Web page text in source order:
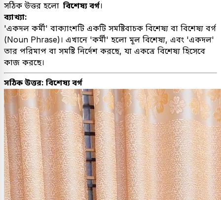
সঠিক উত্তর হলো বিশেষ্য বর্গ।
ব্যাখ্যা:
'একদল কর্মী' বাক্যাংশটি একটি সমষ্টিবাচক বিশেষ্য বা বিশেষ্য বর্গ
(Noun Phrase)। এখানে 'কর্মী' হলো মূল বিশেষ্য, এবং 'একদল'
তার পরিমাপ বা সমষ্টি নির্দেশ করছে, যা একত্রে বিশেষ্য হিসেবে
কাজ করছে।
সঠিক উত্তর: বিশেষ্য বর্গ